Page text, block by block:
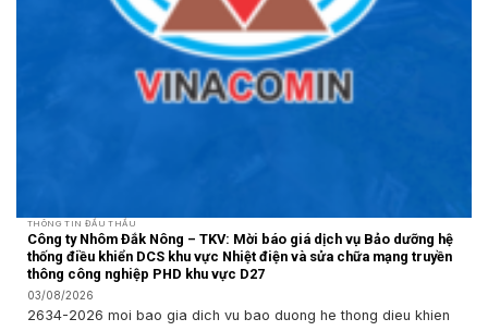
THÔNG TIN ĐẤU THẦU
Công ty Nhôm Đắk Nông – TKV: Mời báo giá dịch vụ Bảo dưỡng hệ
thống điều khiển DCS khu vực Nhiệt điện và sửa chữa mạng truyền
thông công nghiệp PHD khu vực D27
03/08/2026
2634-2026 moi bao gia dich vu bao duong he thong dieu khien